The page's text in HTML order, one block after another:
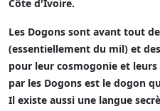
Côte d'Ivoire.
Les Dogons sont avant tout
(essentiellement du mil) et
pour leur cosmogonie et
par les Dogons est le dogon
Il existe aussi une langue